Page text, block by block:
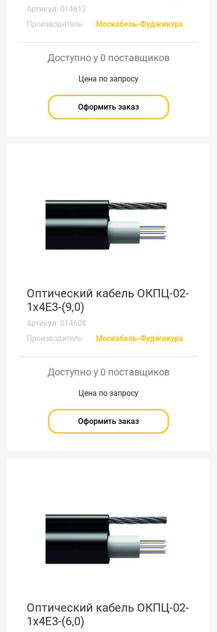
Артикул: 014612
Производитель:
Москабель-Фуджикура
Доступно у 0 поставщиков
Цена по запросу
Оформить заказ
Оптический кабель ОКПЦ-02-
1х4Е3-(9,0)
Артикул: 014608
Производитель:
Москабель-Фуджикура
Доступно у 0 поставщиков
Цена по запросу
Оформить заказ
Оптический кабель ОКПЦ-02-
1х4Е3-(6,0)